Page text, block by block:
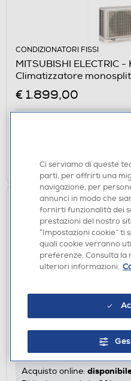
CONDIZIONATORI FISSI
MITSUBISHI ELECTRIC - Kit MSZ-LN35VGR
Climatizzatore
€ 1.899,00
Ritiro in negozio in 30'
BOSCH - Kit CLIMATE
Acquisto online:
Ci serviamo di queste
parti, per offrirti una
navigazione, per
annunci in modo che
fornirti funzionalità dei
prestazioni del nostro
“Impostazioni cookie” ti
quali cookie verranno
preferenze. Consulta la
ulteriori informazioni.